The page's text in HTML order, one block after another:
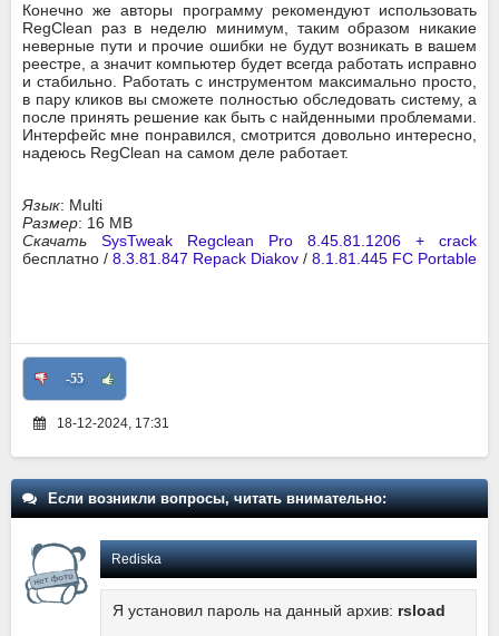
Конечно же авторы программу рекомендуют использовать
RegClean раз в неделю минимум, таким образом никакие
неверные пути и прочие ошибки не будут возникать в вашем
реестре, а значит компьютер будет всегда работать исправно
и стабильно. Работать с инструментом максимально просто,
в пару кликов вы сможете полностью обследовать систему, а
после принять решение как быть с найденными проблемами.
Интерфейс мне понравился, смотрится довольно интересно,
надеюсь RegClean на самом деле работает.
Язык: Multi
Размер: 16 MB
Скачать
SysTweak Regclean Pro 8.45.81.1206 + crack
бесплатно / 8.3.81.847 Repack Diakov / 8.1.81.445 FC Portable
-55
18-12-2024, 17:31
Если возникли вопросы, читать внимательно:
Rediska
Я установил пароль на данный архив: rsload